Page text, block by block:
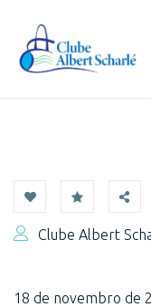
Clube Albert
18 de novembro de